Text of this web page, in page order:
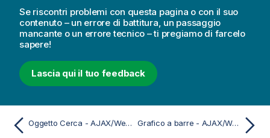
Se riscontri problemi con questa pagina o con il suo
contenuto – un errore di battitura, un passaggio
mancante o un errore tecnico – ti pregiamo di farcelo
sapere!
Lascia qui il tuo feedback
Oggetto Cerca - AJAX/Webview Grafico a barre - AJAX/Webview